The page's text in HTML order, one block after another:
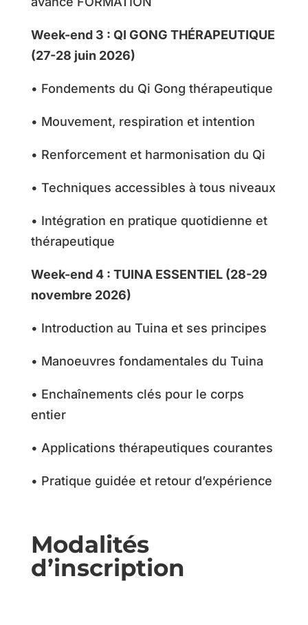
Week-end 3 : QI GONG THÉRAPEUTIQUE
(27-28 juin 2026)
• Fondements du Qi Gong thérapeutique
• Mouvement, respiration et intention
• Renforcement et harmonisation du Qi
• Techniques accessibles à tous niveaux
• Intégration en pratique quotidienne et
thérapeutique
Week-end 4 : TUINA ESSENTIEL (28-29
novembre 2026)
• Introduction au Tuina et ses principes
• Manoeuvres fondamentales du Tuina
• Enchaînements clés pour le corps
entier
• Applications thérapeutiques courantes
• Pratique guidée et retour d’expérience
Modalités
d’inscription